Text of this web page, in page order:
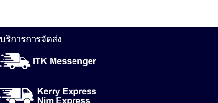
บริการการจัดส่ง